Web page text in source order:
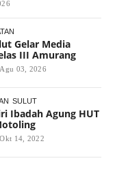
Gelar Media
III Amurang
Agu 03, 2026
SULUT
Ibadah Agung HUT
Okt 14, 2022